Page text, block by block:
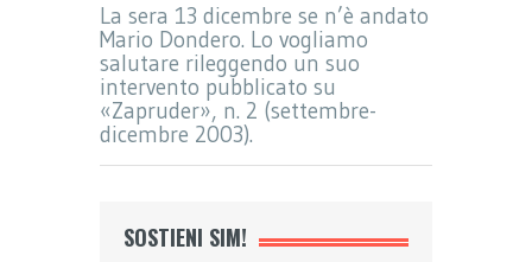
La sera 13 dicembre se n’è andato
Mario Dondero. Lo vogliamo
salutare rileggendo un suo
intervento pubblicato su
«Zapruder», n. 2 (settembre-
dicembre 2003).
SOSTIENI SIM!